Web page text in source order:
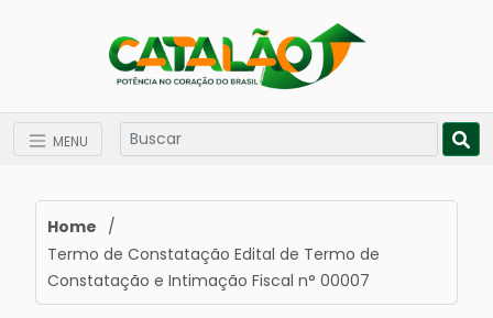
MENU
Home /
Termo de Constatação Edital de Termo de
Constatação e Intimação Fiscal n° 00007